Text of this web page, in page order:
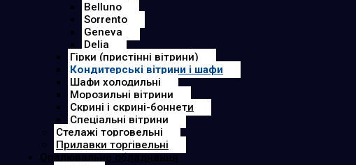
Belluno
Sorrento
Geneva
Delia
Гірки (пристінні вітрини)
Кондитерські вітрини і шафи
Шафи холодильні
Морозильні вітрини
Скрині і скрині-боннети
Спеціальні вітрини
Стелажі торговельні
Прилавки торгівельні
Опалювальне обладнання